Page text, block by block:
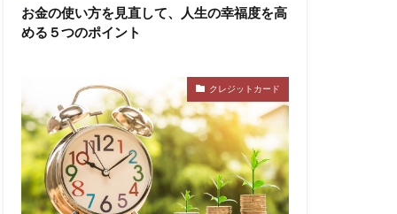
お金の使い方を見直して、人生の幸福度を高
める５つのポイント
クレジットカード